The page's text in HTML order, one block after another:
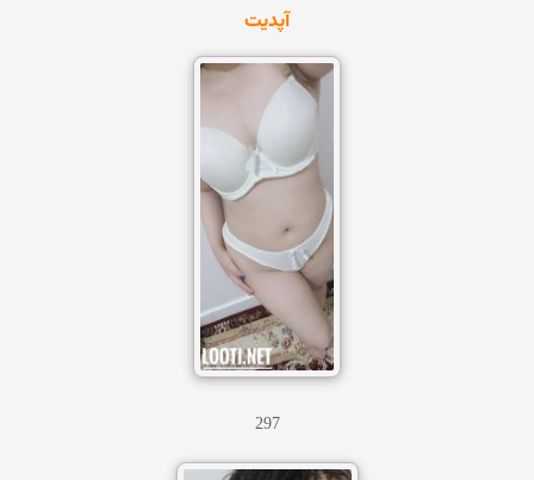
آپدیت
297